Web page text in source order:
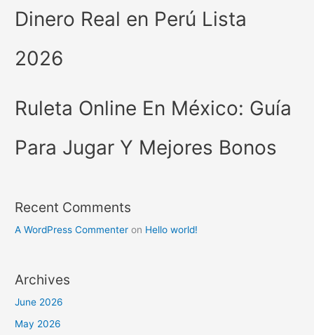
Dinero Real en Perú Lista
2026
Ruleta Online En México: Guía
Para Jugar Y Mejores Bonos
Recent Comments
A WordPress Commenter on Hello world!
Archives
June 2026
May 2026